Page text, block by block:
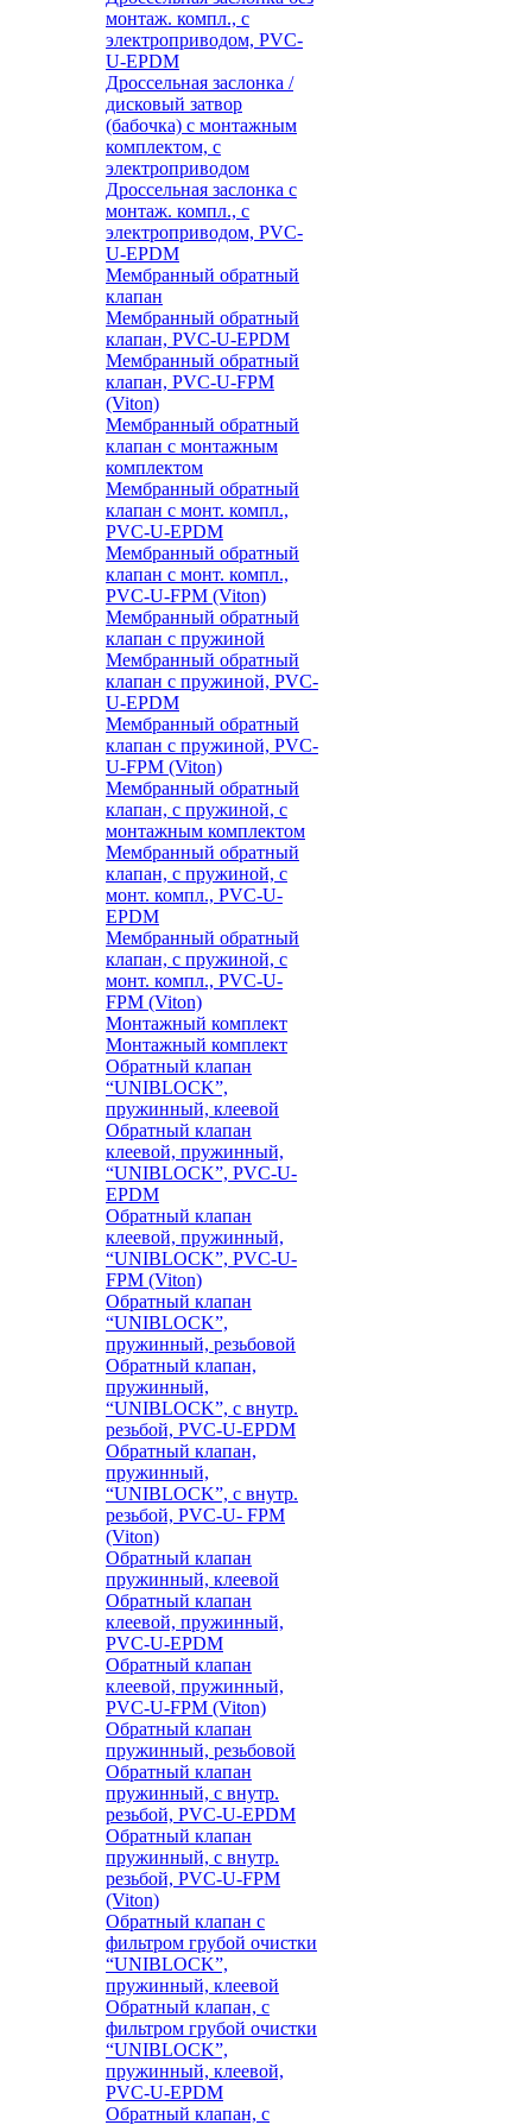
монтаж. компл., с
электроприводом, PVC-
U-EPDM
Дроссельная заслонка /
дисковый затвор
(бабочка) с монтажным
комплектом, с
электроприводом
Дроссельная заслонка с
монтаж. компл., с
электроприводом, PVC-
U-EPDM
Мембранный обратный
клапан
Мембранный обратный
клапан, PVC-U-EPDM
Мембранный обратный
клапан, PVC-U-FPM
(Viton)
Мембранный обратный
клапан с монтажным
комплектом
Мембранный обратный
клапан с монт. компл.,
PVC-U-EPDM
Мембранный обратный
клапан с монт. компл.,
PVC-U-FPM (Viton)
Мембранный обратный
клапан с пружиной
Мембранный обратный
клапан с пружиной, PVC-
U-EPDM
Мембранный обратный
клапан с пружиной, PVC-
U-FPM (Viton)
Мембранный обратный
клапан, с пружиной, с
монтажным комплектом
Мембранный обратный
клапан, с пружиной, с
монт. компл., PVC-U-
EPDM
Мембранный обратный
клапан, с пружиной, с
монт. компл., PVC-U-
FPM (Viton)
Монтажный комплект
Монтажный комплект
Обратный клапан
“UNIBLOCK”,
пружинный, клеевой
Обратный клапан
клеевой, пружинный,
“UNIBLOCK”, PVC-U-
EPDM
Обратный клапан
клеевой, пружинный,
“UNIBLOCK”, PVC-U-
FPM (Viton)
Обратный клапан
“UNIBLOCK”,
пружинный, резьбовой
Обратный клапан,
пружинный,
“UNIBLOCK”, с внутр.
резьбой, PVC-U-EPDM
Обратный клапан,
пружинный,
“UNIBLOCK”, с внутр.
резьбой, PVC-U- FPM
(Viton)
Обратный клапан
пружинный, клеевой
Обратный клапан
клеевой, пружинный,
PVC-U-EPDM
Обратный клапан
клеевой, пружинный,
PVC-U-FPM (Viton)
Обратный клапан
пружинный, резьбовой
Обратный клапан
пружинный, с внутр.
резьбой, PVC-U-EPDM
Обратный клапан
пружинный, с внутр.
резьбой, PVC-U-FPM
(Viton)
Обратный клапан с
фильтром грубой очистки
“UNIBLOCK”,
пружинный, клеевой
Обратный клапан, с
фильтром грубой очистки
“UNIBLOCK”,
пружинный, клеевой,
PVC-U-EPDM
Обратный клапан, с